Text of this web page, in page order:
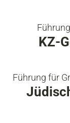
KZ-
Führung für